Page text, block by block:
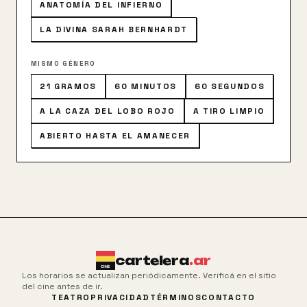
ANATOMÍA DEL INFIERNO
LA DIVINA SARAH BERNHARDT
MISMO GÉNERO
21 GRAMOS 60 MINUTOS 60 SEGUNDOS
A LA CAZA DEL LOBO ROJO A TIRO LIMPIO
ABIERTO HASTA EL AMANECER
cartelera.ar
Los horarios se actualizan periódicamente. Verificá en el sitio
del cine antes de ir.
TEATRO PRIVACIDAD TÉRMINOSCONTACTO